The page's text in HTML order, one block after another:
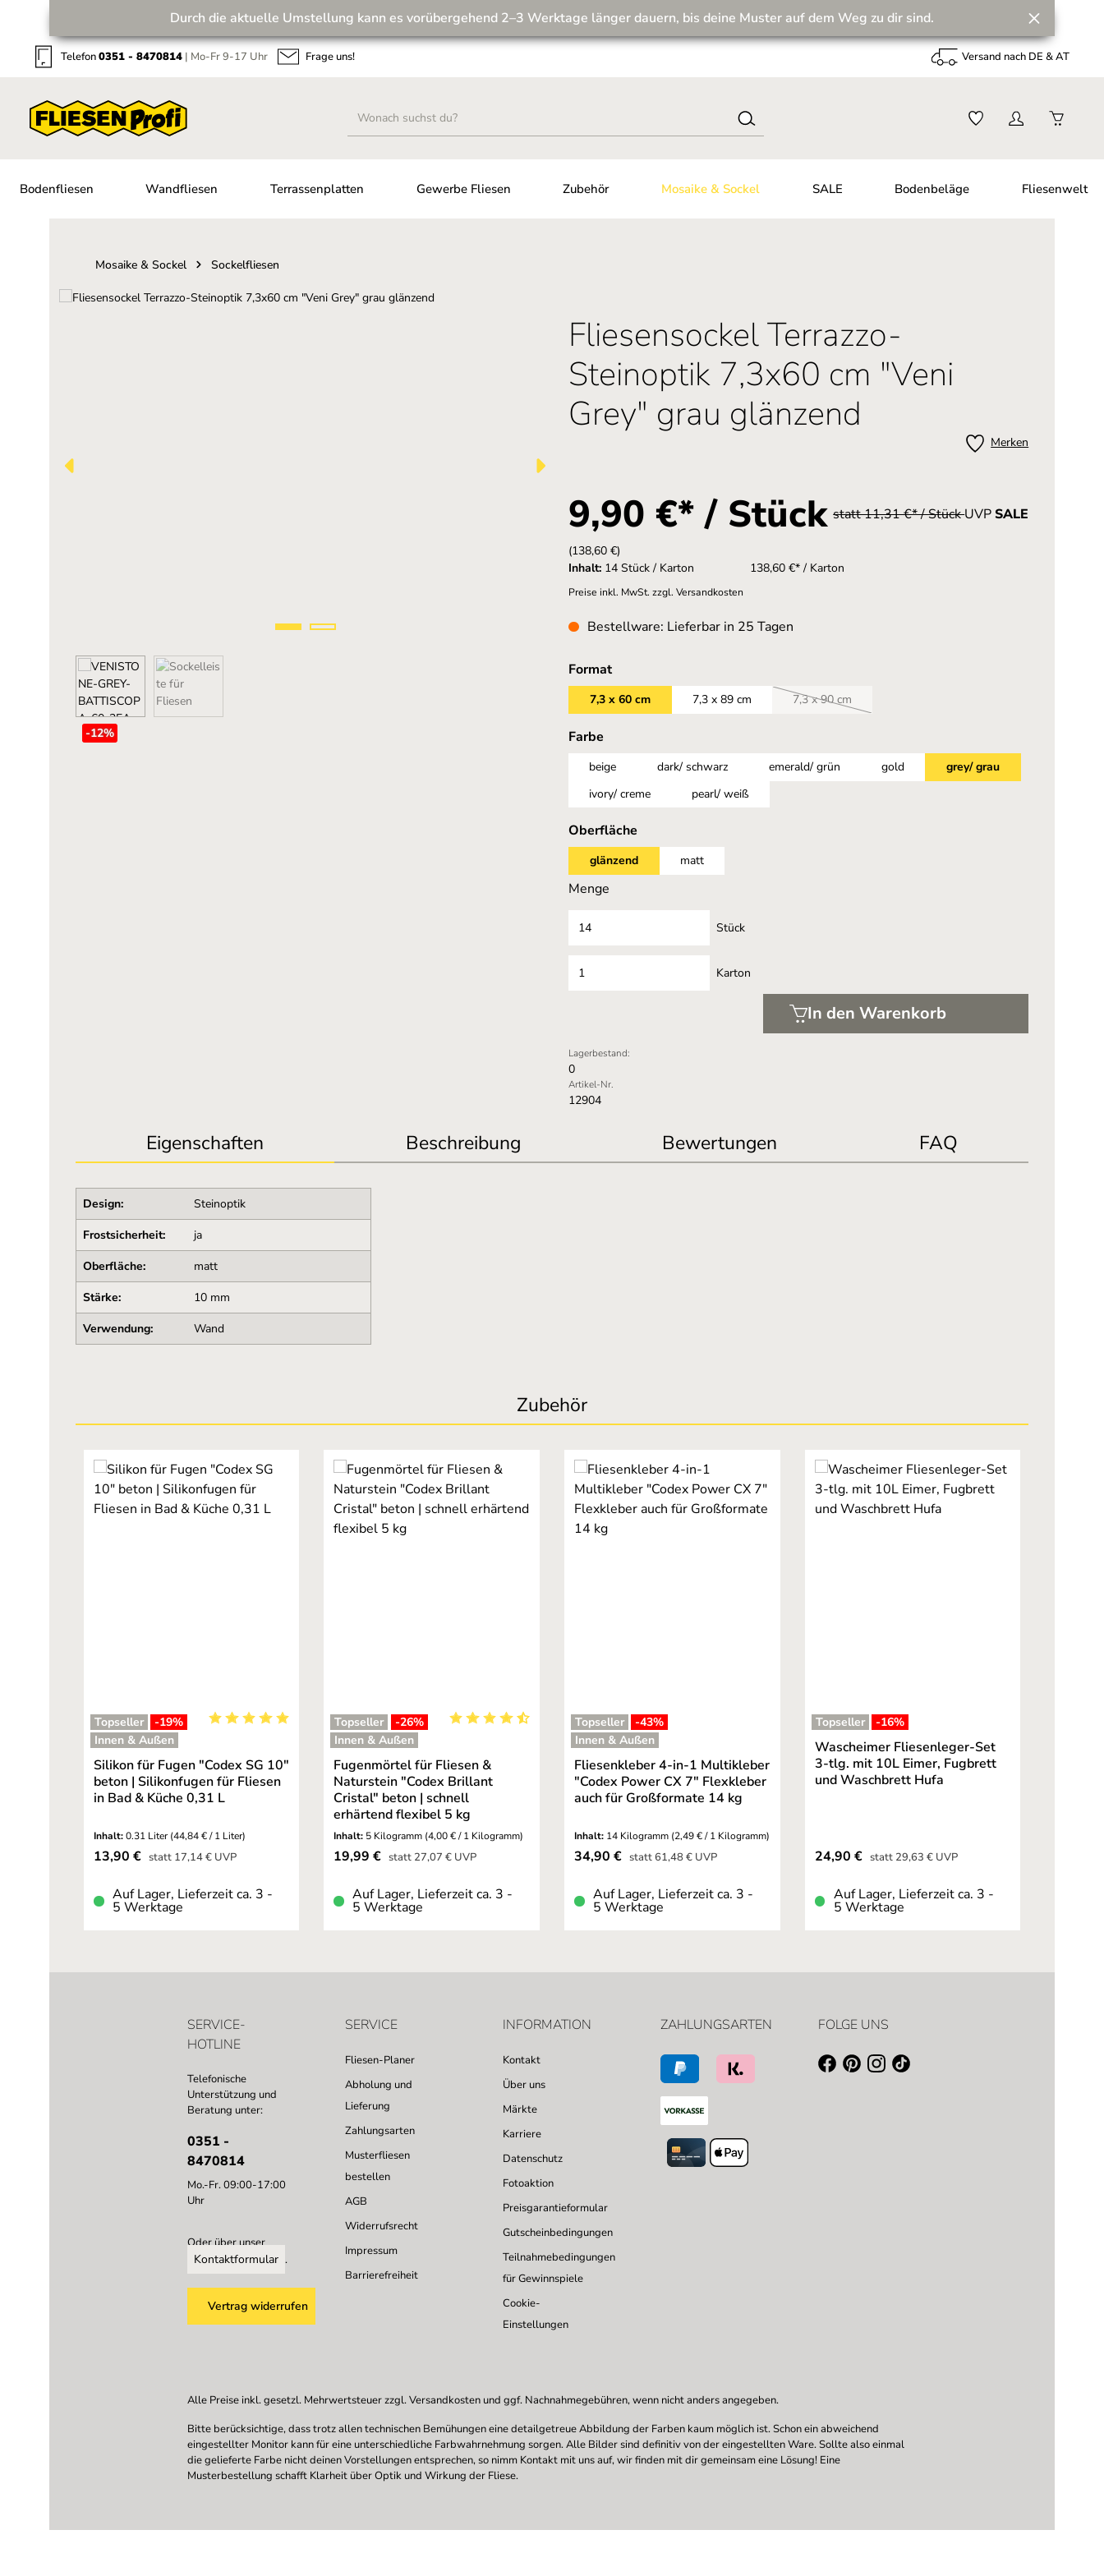
Zur Hauptnavigation springen
Wir machen unseren Musterversand fit für die Zukunft! 💪
Durch die aktuelle Umstellung kann es vorübergehend 2–3 Werktage länger dauern, bis deine Muster auf dem Weg zu dir sind.
Telefon0351 - 8470814 | Mo-Fr 9-17 Uhr Frage uns! Versand nach DE & AT
Bodenfliesen Wandfliesen Terrassenplatten Gewerbe Fliesen Zubehör Mosaike & Sockel SALE Bodenbeläge Fliesenwelt
Mosaike & Sockel Sockelfliesen
Bildergalerie überspringen
-12%
Fliesensockel Terrazzo-
Steinoptik 7,3x60 cm "Veni
Grey" grau glänzend
Merken
9,90 €* / Stück statt 11,31 €* / StückUVPSALE
(138,60 €)
Inhalt: 14 Stück / Karton 138,60 €* / Karton
Preise inkl. MwSt. zzgl. Versandkosten
Bestellware: Lieferbar in 25 Tagen
Formatauswählen
7,3 x 60 cm 7,3 x 89 cm 7,3 x 90 cm
(Diese Option ist zurzeit nicht verfügbar.)
Farbe
beige dark/ schwarz emerald/ grün gold
grey/ grau
ivory/ creme
pearl/ weiß
Oberfläche
glänzend matt
Menge
Stück
Karton
In den Warenkorb
Lagerbestand:
0
Artikel-Nr.
12904
Eigenschaften Beschreibung Bewertungen FAQ
Design:
Steinoptik
Frostsicherheit:
ja
Oberfläche:
matt
Stärke:
10 mm
Verwendung:
Wand
Zubehör
Produktgalerie überspringen
Topseller -19%
Innen & Außen
Durchschnittliche Bewertung von 5 von 5 Sternen
Silikon für Fugen "Codex SG 10"
beton | Silikonfugen für Fliesen
in Bad & Küche 0,31 L
Inhalt:0.31 Liter(44,84 € / 1 Liter)
Verkaufspreis:
13,90 € statt Regulärer Preis:
17,14 €UVP
Auf Lager, Lieferzeit ca. 3 -
5 Werktage
Topseller -26%
Innen & Außen
Durchschnittliche Bewertung von 4.95 von 5 Sternen
Fugenmörtel für Fliesen &
Naturstein "Codex Brillant
Cristal" beton | schnell
erhärtend flexibel 5 kg
Inhalt: 5 Kilogramm (4,00 € / 1 Kilogramm)
Verkaufspreis:
19,99 € statt Regulärer Preis:
27,07 € UVP
Auf Lager, Lieferzeit ca. 3 -
5 Werktage
Topseller -43%
Innen & Außen
Fliesenkleber 4-in-1 Multikleber
"Codex Power CX 7" Flexkleber
auch für Großformate 14 kg
Inhalt: 14 Kilogramm (2,49 € / 1 Kilogramm)
Verkaufspreis:
34,90 € stattRegulärer Preis:
61,48 € UVP
Auf Lager, Lieferzeit ca. 3 -
5 Werktage
Topseller -16%
Wascheimer Fliesenleger-Set
3-tlg. mit 10L Eimer, Fugbrett
und Waschbrett Hufa
Verkaufspreis:
24,90 € statt Regulärer Preis:
29,63 €UVP
Auf Lager, Lieferzeit ca. 3 -
5 Werktage
SERVICE-
HOTLINE
Telefonische
Unterstützung und
Beratung unter:
0351 -
8470814
Mo.-Fr. 09:00-17:00
Uhr
Oder über unser
Kontaktformular .
Vertrag widerrufen
SERVICE
Fliesen-Planer
Abholung und
Lieferung
Zahlungsarten
Musterfliesen
bestellen
AGB
Widerrufsrecht
Impressum
Barrierefreiheit
INFORMATION
Kontakt
Über uns
Märkte
Karriere
Datenschutz
Fotoaktion
Preisgarantieformular
Gutscheinbedingungen
Teilnahmebedingungen
für Gewinnspiele
Cookie-
Einstellungen
ZAHLUNGSARTEN FOLGE UNS
Alle Preise inkl. gesetzl. Mehrwertsteuer zzgl.Versandkosten und ggf. Nachnahmegebühren, wenn nicht anders angegeben.
Bitte berücksichtige, dass trotz allen technischen Bemühungen eine detailgetreue Abbildung der Farben kaum möglich ist. Schon ein abweichend
eingestellter Monitor kann für eine unterschiedliche Farbwahrnehmung sorgen. Alle Bilder sind definitiv von der eingestellten Ware. Sollte also einmal
die gelieferte Farbe nicht deinen Vorstellungen entsprechen, so nimm Kontakt mit uns auf, wir finden mit dir gemeinsam eine Lösung! Eine
Musterbestellung schafft Klarheit über Optik und Wirkung der Fliese.